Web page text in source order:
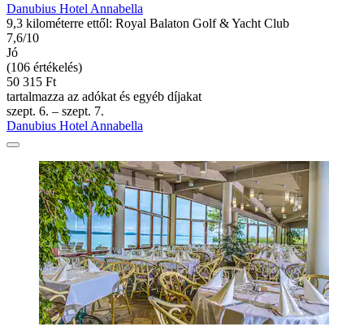
Danubius Hotel Annabella
9,3 kilométerre ettől: Royal Balaton Golf & Yacht Club
7,6/10
Jó
(106 értékelés)
50 315 Ft
tartalmazza az adókat és egyéb díjakat
szept. 6. – szept. 7.
Danubius Hotel Annabella